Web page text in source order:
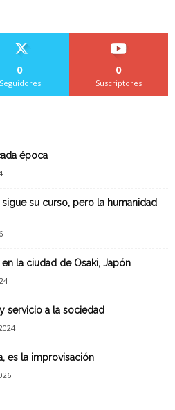
0
Seguidores
0
Suscriptores
época
su curso, pero la humanidad
la ciudad de Osaki, Japón
servicio a la sociedad
es la improvisación